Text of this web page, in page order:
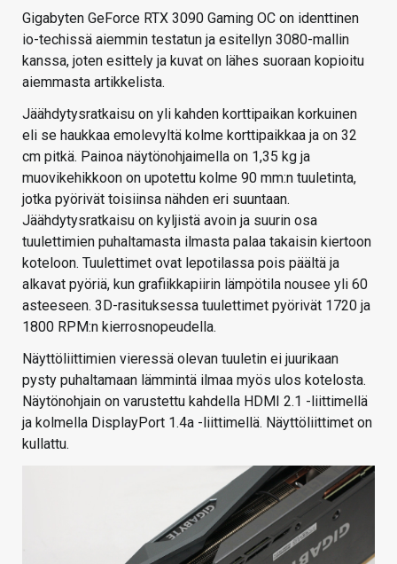
Gigabyten GeForce RTX 3090 Gaming OC on identtinen
io-techissä aiemmin testatun ja esitellyn 3080-mallin
kanssa, joten esittely ja kuvat on lähes suoraan kopioitu
aiemmasta artikkelista.
Jäähdytysratkaisu on yli kahden korttipaikan korkuinen
eli se haukkaa emolevyltä kolme korttipaikkaa ja on 32
cm pitkä. Painoa näytönohjaimella on 1,35 kg ja
muovikehikkoon on upotettu kolme 90 mm:n tuuletinta,
jotka pyörivät toisiinsa nähden eri suuntaan.
Jäähdytysratkaisu on kyljistä avoin ja suurin osa
tuulettimien puhaltamasta ilmasta palaa takaisin kiertoon
koteloon. Tuulettimet ovat lepotilassa pois päältä ja
alkavat pyöriä, kun grafiikkapiirin lämpötila nousee yli 60
asteeseen. 3D-rasituksessa tuulettimet pyörivät 1720 ja
1800 RPM:n kierrosnopeudella.
Näyttöliittimien vieressä olevan tuuletin ei juurikaan
pysty puhaltamaan lämmintä ilmaa myös ulos kotelosta.
Näytönohjain on varustettu kahdella HDMI 2.1 -liittimellä
ja kolmella DisplayPort 1.4a -liittimellä. Näyttöliittimet on
kullattu.